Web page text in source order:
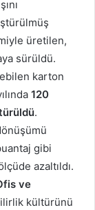
üretilen,
sürüldü.
karton
120
.
gibi
azaltıldı.
ve
kültürünü